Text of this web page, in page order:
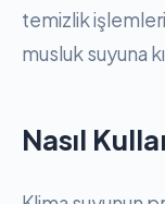
temizlik
musluk suyuna
Nasıl